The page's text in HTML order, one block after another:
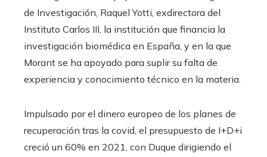
de Investigación, Raquel Yotti, exdirectora del
Instituto Carlos III, la institución que financia la
investigación biomédica en España, y en la que
Morant se ha apoyado para suplir su falta de
experiencia y conocimiento técnico en la materia.
Impulsado por el dinero europeo de los planes de
recuperación tras la covid, el presupuesto de I+D+i
creció un 60% en 2021, con Duque dirigiendo el